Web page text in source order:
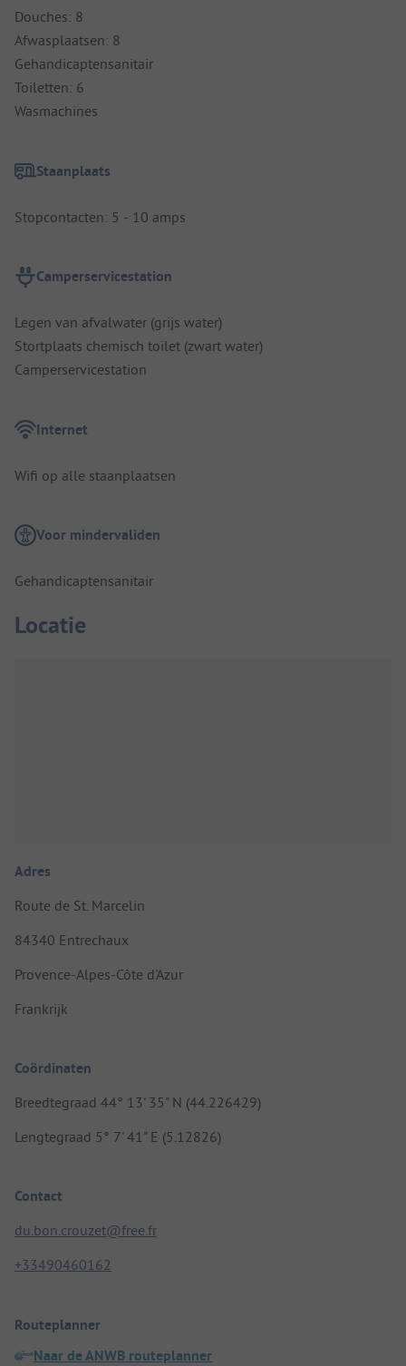
Douches: 8
Afwasplaatsen: 8
Gehandicaptensanitair
Toiletten: 6
Wasmachines
Staanplaats
Stopcontacten: 5 - 10 amps
Camperservicestation
Legen van afvalwater (grijs water)
Stortplaats chemisch toilet (zwart water)
Camperservicestation
Internet
Wifi op alle staanplaatsen
Voor mindervaliden
Gehandicaptensanitair
Locatie
Adres
Route de St. Marcelin
84340 Entrechaux
Provence-Alpes-Côte d'Azur
Frankrijk
Coördinaten
Breedtegraad 44° 13' 35" N (44.226429)
Lengtegraad 5° 7' 41" E (5.12826)
Contact
du.bon.crouzet@free.fr
+33490460162
Routeplanner
Naar de ANWB routeplanner